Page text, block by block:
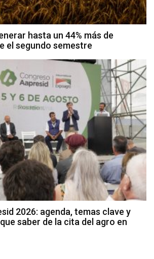
hasta un 44% más de
el segundo semestre
2026: agenda, temas clave y
saber de la cita del agro en